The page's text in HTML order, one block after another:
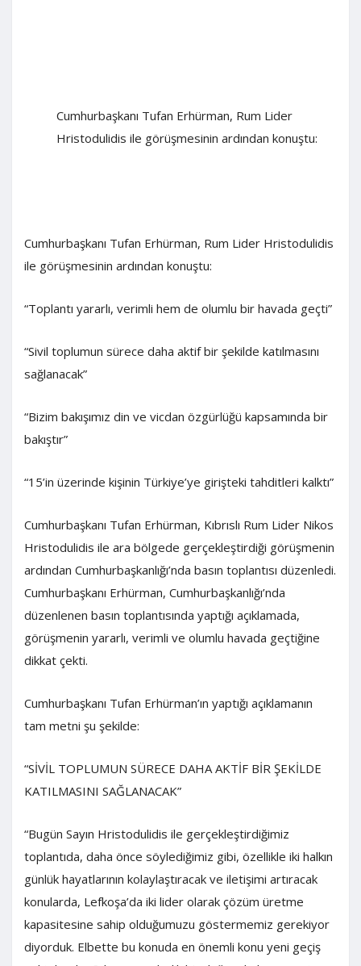
Cumhurbaşkanı Tufan Erhürman, Rum Lider
Hristodulidis ile görüşmesinin ardından konuştu:
Cumhurbaşkanı Tufan Erhürman, Rum Lider Hristodulidis
ile görüşmesinin ardından konuştu:
“Toplantı yararlı, verimli hem de olumlu bir havada geçti”
“Sivil toplumun sürece daha aktif bir şekilde katılmasını
sağlanacak”
“Bizim bakışımız din ve vicdan özgürlüğü kapsamında bir
bakıştır”
“15’in üzerinde kişinin Türkiye’ye girişteki tahditleri kalktı”
Cumhurbaşkanı Tufan Erhürman, Kıbrıslı Rum Lider Nikos
Hristodulidis ile ara bölgede gerçekleştirdiği görüşmenin
ardından Cumhurbaşkanlığı’nda basın toplantısı düzenledi.
Cumhurbaşkanı Erhürman, Cumhurbaşkanlığı’nda
düzenlenen basın toplantısında yaptığı açıklamada,
görüşmenin yararlı, verimli ve olumlu havada geçtiğine
dikkat çekti.
Cumhurbaşkanı Tufan Erhürman’ın yaptığı açıklamanın
tam metni şu şekilde:
“SİVİL TOPLUMUN SÜRECE DAHA AKTİF BİR ŞEKİLDE
KATILMASINI SAĞLANACAK”
“Bugün Sayın Hristodulidis ile gerçekleştirdiğimiz
toplantıda, daha önce söylediğimiz gibi, özellikle iki halkın
günlük hayatlarının kolaylaştıracak ve iletişimi artıracak
konularda, Lefkoşa’da iki lider olarak çözüm üretme
kapasitesine sahip olduğumuzu göstermemiz gerekiyor
diyorduk. Elbette bu konuda en önemli konu yeni geçiş